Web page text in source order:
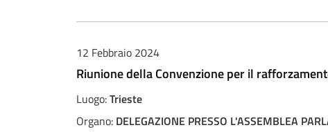
12 Febbraio 2024
Riunione della Convenzione per il
Luogo:Trieste
Organo: DELEGAZIONE PRESSO L'ASSEMBLEA